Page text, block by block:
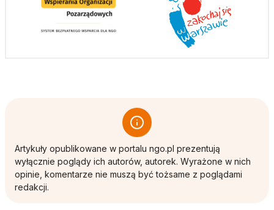
Artykuły opublikowane w portalu ngo.pl prezentują
wyłącznie poglądy ich autorów, autorek. Wyrażone w nich
opinie, komentarze nie muszą być tożsame z poglądami
redakcji.